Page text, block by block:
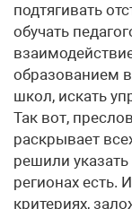
подтягивать
обучать
образованием
школ, искать
Так вот,
раскрывает
решили
регионах есть.
критериях,